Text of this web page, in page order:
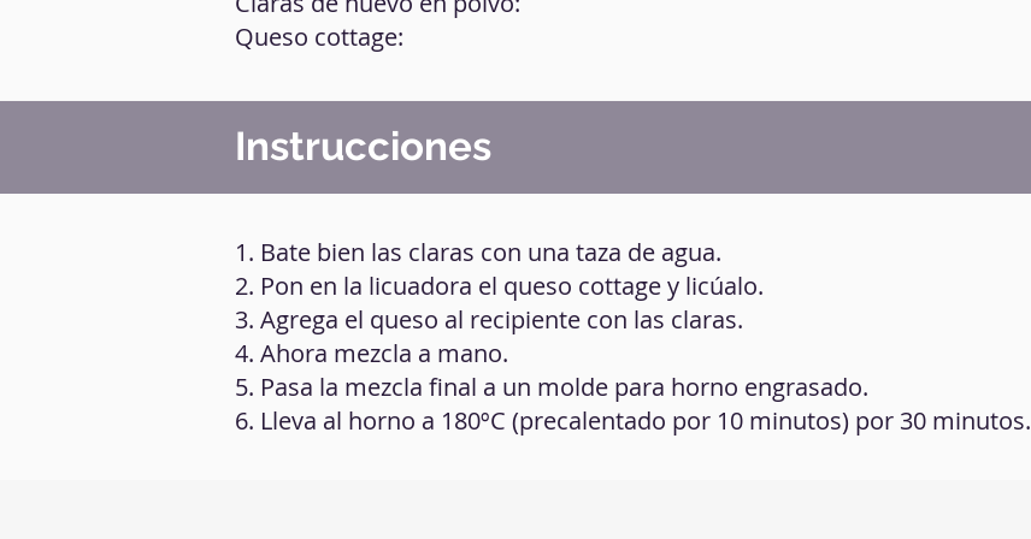
Queso cottage:
Instrucciones
1. Bate bien las claras con una taza de agua.
2. Pon en la licuadora el queso cottage y licúalo.
3. Agrega el queso al recipiente con las claras.
4. Ahora mezcla a mano.
5. Pasa la mezcla final a un molde para horno engrasado.
6. Lleva al horno a 180ºC (precalentado por 10 minutos) por 30 minutos.